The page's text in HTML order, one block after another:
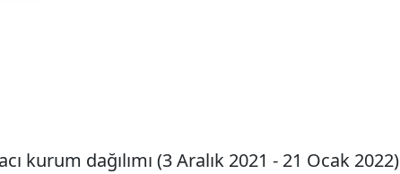
kurum dağılımı (3 Aralık 2021 - 21 Ocak 2022)